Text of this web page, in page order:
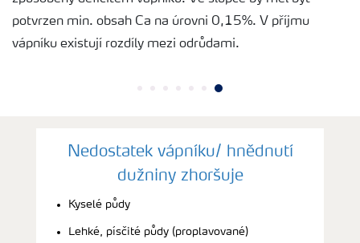
potvrzen min. obsah Ca na úrovni 0,15%. V příjmu
vápníku existují rozdíly mezi odrůdami.
Nedostatek vápníku/ hnědnutí
dužniny zhoršuje
Kyselé půdy
Lehké, písčité půdy (proplavované)